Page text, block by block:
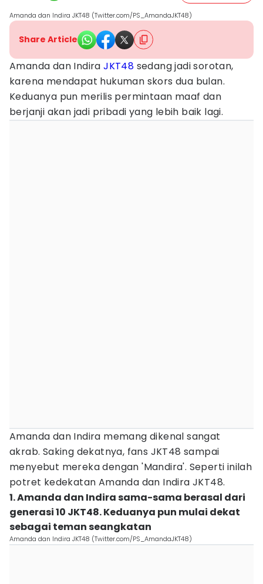
Amanda dan Indira JKT48 (Twitter.com/PS_AmandaJKT48)
Share Article
Amanda dan IndiraJKT48 sedang jadi sorotan,
karena mendapat hukuman skors dua bulan.
Keduanya pun merilis permintaan maaf dan
berjanji akan jadi pribadi yang lebih baik lagi.
Amanda dan Indira memang dikenal sangat
akrab. Saking dekatnya, fans JKT48 sampai
menyebut mereka dengan 'Mandira'. Seperti inilah
potret kedekatan Amanda dan Indira JKT48.
1. Amanda dan Indira sama-sama berasal dari
generasi 10 JKT48. Keduanya pun mulai dekat
sebagai teman seangkatan
Amanda dan Indira JKT48 (Twitter.com/PS_AmandaJKT48)